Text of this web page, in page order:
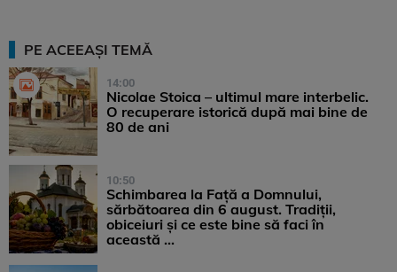
PE ACEEAȘI TEMĂ
14:00
Nicolae Stoica – ultimul mare interbelic.
O recuperare istorică după mai bine de
80 de ani
10:50
Schimbarea la Față a Domnului,
sărbătoarea din 6 august. Tradiții,
obiceiuri și ce este bine să faci în
această ...